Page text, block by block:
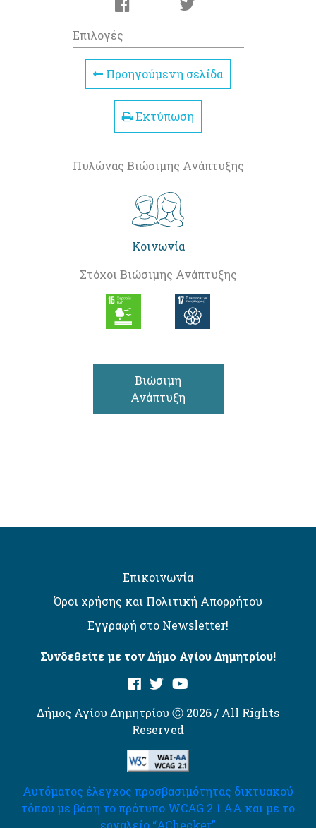
Επιλογές
Προηγούμενη σελίδα
Εκτύπωση
Πυλώνας Βιώσιμης Ανάπτυξης
Κοινωνία
Στόχοι Βιώσιμης Ανάπτυξης
Βιώσιμη
Ανάπτυξη
Επικοινωνία
Όροι χρήσης και Πολιτική Απορρήτου
Εγγραφή στο Newsletter!
Συνδεθείτε με τον Δήμο Αγίου Δημητρίου!
Δήμος Αγίου Δημητρίου Ⓒ 2026 / All Rights
Reserved
Αυτόματος έλεγχος προσβασιμότητας δικτυακού
τόπου με βάση το πρότυπο WCAG 2.1 AA και με το
εργαλείο “AChecker”